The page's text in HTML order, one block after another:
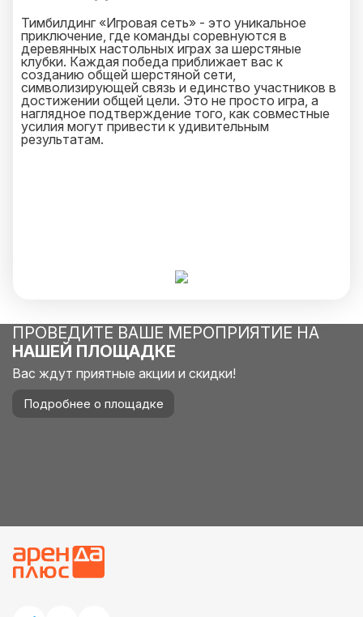
Тимбилдинг «Игровая сеть» - это уникальное
приключение, где команды соревнуются в
деревянных настольных играх за шерстяные
клубки. Каждая победа приближает вас к
созданию общей шерстяной сети,
символизирующей связь и единство участников в
достижении общей цели. Это не просто игра, а
наглядное подтверждение того, как совместные
усилия могут привести к удивительным
результатам.
ПРОВЕДИТЕ ВАШЕ МЕРОПРИЯТИЕ НА
НАШЕЙ ПЛОЩАДКЕ
Вас ждут приятные акции и скидки!
Подробнее о площадке